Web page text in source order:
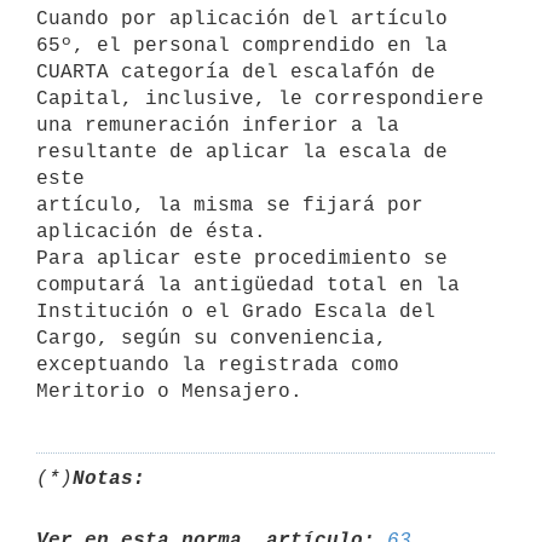
Cuando por aplicación del artículo
65º, el personal comprendido en la
CUARTA categoría del escalafón de
Capital, inclusive, le correspondiere
una remuneración inferior a la
resultante de aplicar la escala de
este
artículo, la misma se fijará por
aplicación de ésta.
Para aplicar este procedimiento se
computará la antigüedad total en la
Institución o el Grado Escala del
Cargo, según su conveniencia,
exceptuando la registrada como
(*)Notas: